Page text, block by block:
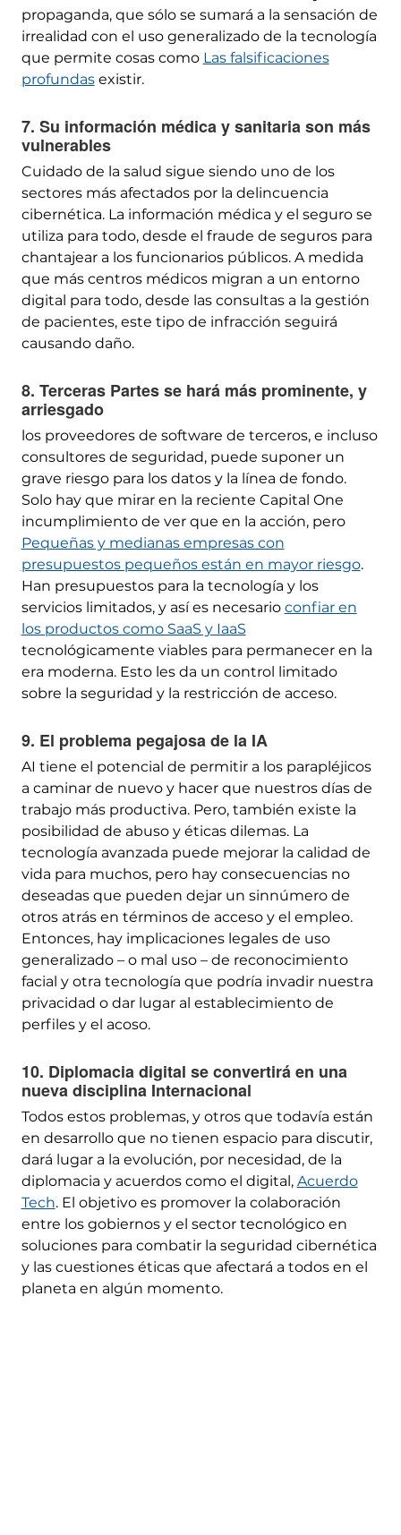
propaganda, que sólo se sumará a la sensación de
irrealidad con el uso generalizado de la tecnología
que permite cosas como Las falsificaciones
profundasexistir.
7. Su información médica y sanitaria son más
vulnerables
Cuidado de la salud sigue siendo uno de los
sectores más afectados por la delincuencia
cibernética. La información médica y el seguro se
utiliza para todo, desde el fraude de seguros para
chantajear a los funcionarios públicos. A medida
que más centros médicos migran a un entorno
digital para todo, desde las consultas a la gestión
de pacientes, este tipo de infracción seguirá
causando daño.
8. Terceras Partes se hará más prominente, y
arriesgado
los proveedores de software de terceros, e incluso
consultores de seguridad, puede suponer un
grave riesgo para los datos y la línea de fondo.
Solo hay que mirar en la reciente Capital One
incumplimiento de ver que en la acción, pero
Pequeñas y medianas empresas con
presupuestos pequeños están en mayor riesgo.
Han presupuestos para la tecnología y los
servicios limitados, y así es necesario confiar en
los productos como SaaS y IaaS
tecnológicamente viables para permanecer en la
era moderna. Esto les da un control limitado
sobre la seguridad y la restricción de acceso.
9. El problema pegajosa de la IA
AI tiene el potencial de permitir a los parapléjicos
a caminar de nuevo y hacer que nuestros días de
trabajo más productiva. Pero, también existe la
posibilidad de abuso y éticas dilemas. La
tecnología avanzada puede mejorar la calidad de
vida para muchos, pero hay consecuencias no
deseadas que pueden dejar un sinnúmero de
otros atrás en términos de acceso y el empleo.
Entonces, hay implicaciones legales de uso
generalizado – o mal uso – de reconocimiento
facial y otra tecnología que podría invadir nuestra
privacidad o dar lugar al establecimiento de
perfiles y el acoso.
10. Diplomacia digital se convertirá en una
nueva disciplina Internacional
Todos estos problemas, y otros que todavía están
en desarrollo que no tienen espacio para discutir,
dará lugar a la evolución, por necesidad, de la
diplomacia y acuerdos como el digital, Acuerdo
Tech. El objetivo es promover la colaboración
entre los gobiernos y el sector tecnológico en
soluciones para combatir la seguridad cibernética
y las cuestiones éticas que afectará a todos en el
planeta en algún momento.